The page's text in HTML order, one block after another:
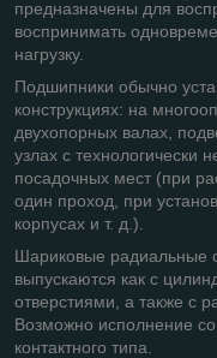
предназначены для
воспринимать
нагрузку.
Подшипники обычно
конструкциях: на
двухопорных валах,
узлах с технологиче­ски
посадочных мест (при
один проход, при
корпусах и т. д.).
Шариковые радиальные
выпускаются как с
отверстиями, а также с
Возможно исполнение
контактного типа.